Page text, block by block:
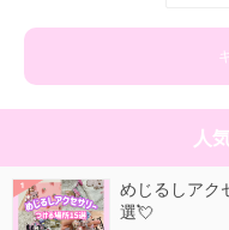
人
めじるしアク
選💘